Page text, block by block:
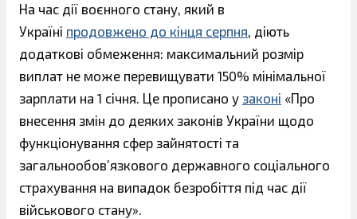
На час дії воєнного стану, який в
Україні продовжено до кінця серпня, діють
додаткові обмеження: максимальний розмір
виплат не може перевищувати 150% мінімальної
зарплати на 1 січня. Це прописано у законі «Про
внесення змін до деяких законів України щодо
функціонування сфер зайнятості та
загальнообов’язкового державного соціального
страхування на випадок безробіття під час дії
військового стану».